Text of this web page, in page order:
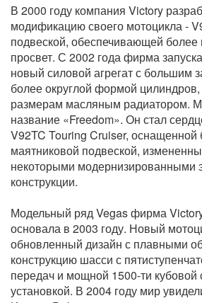
В 2000 году компания Victory
модификацию своего мотоцикла -
подвеской, обеспечивающей
просвет. С 2002 года фирма
новый силовой агрегат с большим
более округлой формой
размерам масляным радиатором.
название «Freedom». Он стал
V92TC Touring Cruiser, оснащенной
маятниковой подвеской,
некоторыми модернизированными
конструкции.
Модельный ряд Vegas фирма
основала в 2003 году. Новый
обновленный дизайн с плавными
конструкцию шасси с
передач и мощной 1500-ти кубовой
установкой. В 2004 году мир